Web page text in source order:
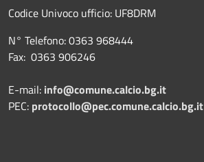
Codice Univoco ufficio: UF8DRM
N° Telefono: 0363 968444
Fax: 0363 906246
E-mail: info@comune.calcio.bg.it
PEC: protocollo@pec.comune.calcio.bg.it